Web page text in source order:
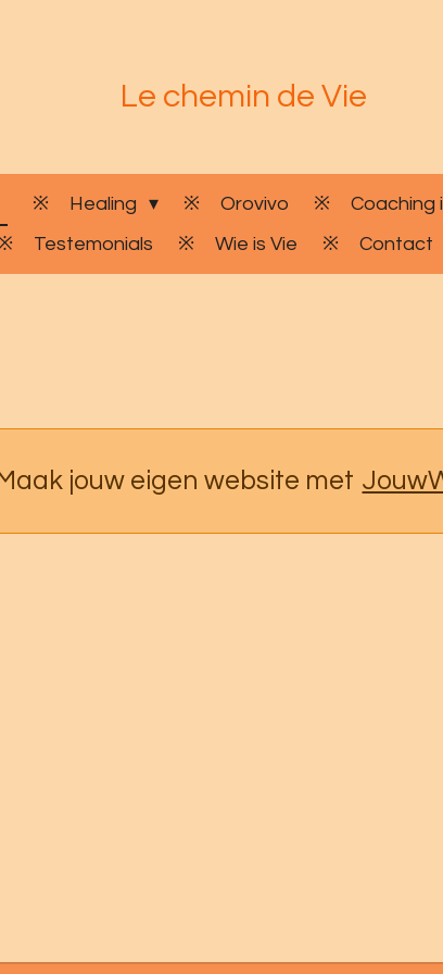
Le chemin de Vie
Healing Orovivo Coaching
Testemonials Wie is Vie Contact
Maak jouw eigen website met